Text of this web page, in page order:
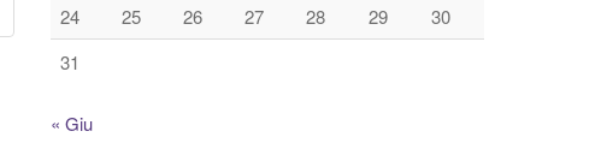
24
25 26 27 28 29
30
31
« Giu